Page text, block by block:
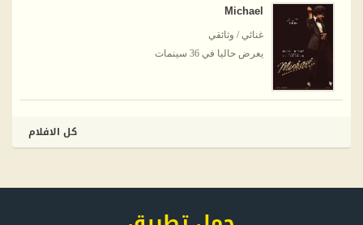
Michael
غنائي / وثائقي
يعرض حاليا في 36 سينمات
كل الافلام